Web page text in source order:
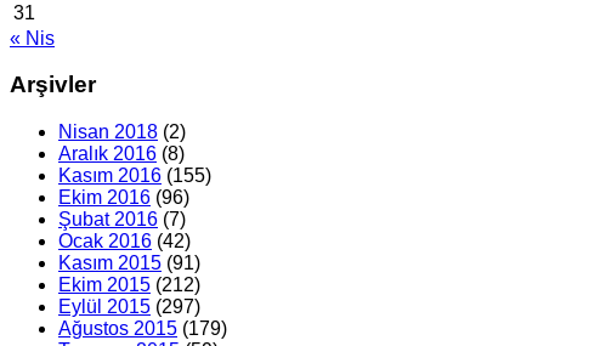
31
« Nis
Arşivler
Nisan 2018 (2)
Aralık 2016 (8)
Kasım 2016 (155)
Ekim 2016 (96)
Şubat 2016 (7)
Ocak 2016 (42)
Kasım 2015 (91)
Ekim 2015 (212)
Eylül 2015 (297)
Ağustos 2015 (179)